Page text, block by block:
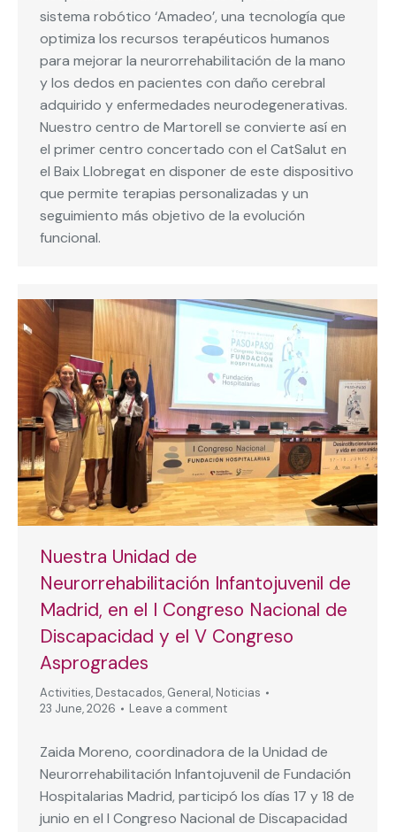
sistema robótico ‘Amadeo’, una tecnología que
optimiza los recursos terapéuticos humanos
para mejorar la neurorrehabilitación de la mano
y los dedos en pacientes con daño cerebral
adquirido y enfermedades neurodegenerativas.
Nuestro centro de Martorell se convierte así en
el primer centro concertado con el CatSalut en
el Baix Llobregat en disponer de este dispositivo
que permite terapias personalizadas y un
seguimiento más objetivo de la evolución
funcional.
Nuestra Unidad de
Neurorrehabilitación Infantojuvenil de
Madrid, en el I Congreso Nacional de
Discapacidad y el V Congreso
Asprogrades
Activities, Destacados, General, Noticias
23 June, 2026
Leave a comment
Zaida Moreno, coordinadora de la Unidad de
Neurorrehabilitación Infantojuvenil de Fundación
Hospitalarias Madrid, participó los días 17 y 18 de
junio en el I Congreso Nacional de Discapacidad